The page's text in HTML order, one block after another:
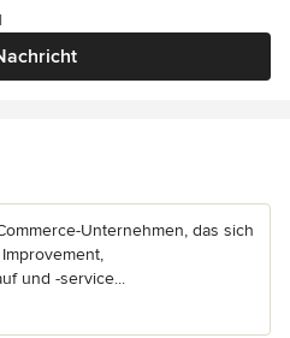
Unternehmen, das sich
und -service...